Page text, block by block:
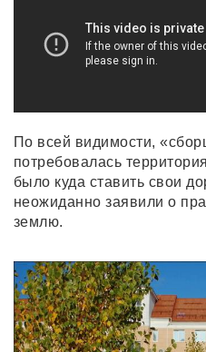
По всей видимости,
потребовалась
было куда ставить свои
неожиданно заявили о
землю.